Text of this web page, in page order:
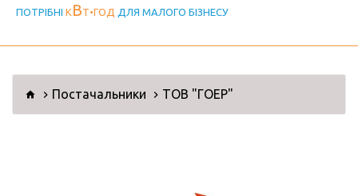
ПОТРІБНІ К ВТ ГОД ДЛЯ МАЛОГО БІЗНЕСУ
Постачальники ТОВ "ГОЕР"